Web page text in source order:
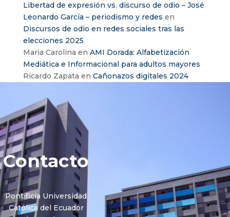
Libertad de expresión vs. discurso de odio – José
Leonardo García – periodismo y redes en
Discursos de odio en redes sociales tras las
elecciones 2025
Maria Carolina en AMI Dorada: Alfabetización
Mediática e Informacional para adultos mayores
Ricardo Zapata en Cañonazos digitales 2024
Contacto
Pontificia Universidad
Católica del Ecuador